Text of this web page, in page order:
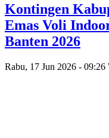
Kontingen
Emas Voli
Banten 2026
Rabu, 17 Jun 2026 - 09:26